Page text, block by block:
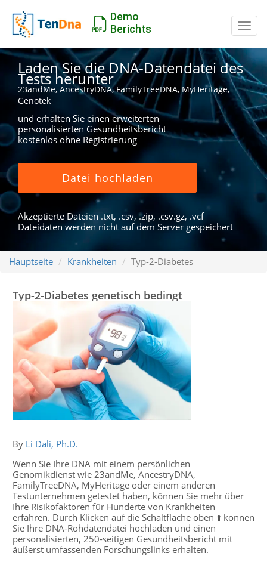
Demo
Berichts
Laden Sie die DNA-Datendatei des
Tests herunter
23andMe, AncestryDNA, FamilyTreeDNA, MyHeritage,
Genotek
und erhalten Sie einen erweiterten
personalisierten Gesundheitsbericht
kostenlos ohne Registrierung
Datei hochladen
Akzeptierte Dateien .txt, .csv, .zip, .csv.gz, .vcf
Dateidaten werden nicht auf dem Server gespeichert
Hauptseite Krankheiten Typ-2-Diabetes
Typ-2-Diabetes genetisch bedingt
By Li Dali, Ph.D.
Wenn Sie Ihre DNA mit einem persönlichen
Genomikdienst wie 23andMe, AncestryDNA,
FamilyTreeDNA, MyHeritage oder einem anderen
Testunternehmen getestet haben, können Sie mehr über
Ihre Risikofaktoren für Hunderte von Krankheiten
erfahren. Durch Klicken auf die Schaltfläche oben ⬆️ können
Sie Ihre DNA-Rohdatendatei hochladen und einen
personalisierten, 250-seitigen Gesundheitsbericht mit
äußerst umfassenden Forschungslinks erhalten.